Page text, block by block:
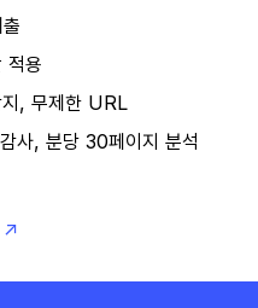
적용
, 무제한 URL
사, 분당 30페이지 분석
↗